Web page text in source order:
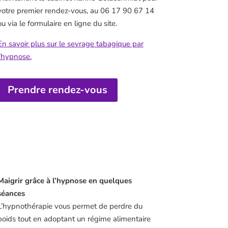
premier rendez-vous, au 06 17 90 67 14
via le formulaire en ligne du site.
savoir plus sur le sevrage tabagique par
Prendre rendez-vous
grâce à l’hypnose en quelques
vous permet de perdre du
tout en adoptant un régime alimentaire